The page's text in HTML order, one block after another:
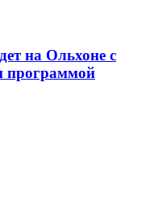
на Ольхоне с
программой